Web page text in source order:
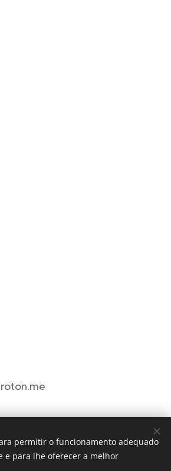
permitir o funcionamento adequado
e para lhe oferecer a melhor